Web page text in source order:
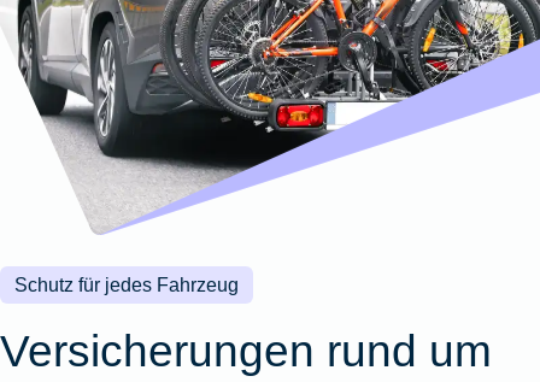
Wohnungsschutzbrief
Zur
Produktübersicht
Gewässerschadenhaftpflicht
Zur
Produktübersicht
Zur
Produktübersicht
Reisehaftpflichtversicherung
Reiserücktrittsversicherung
Zur
Produktübersicht
Zur
Produktübersicht
Zur
Produktübersicht
Zur
Produktübersicht
Montageversicherung
Zur
Produktübersicht
Gruppenunfall für
Betriebe
Gruppenunfall für
Vereine
Produktübersicht
Kunstversicherung
Ausstellungsversicherung
Valorenversicherung
Oldtimersammlungsversicherung
Zur
Schutz für jedes Fahrzeug
Versicherungen rund um